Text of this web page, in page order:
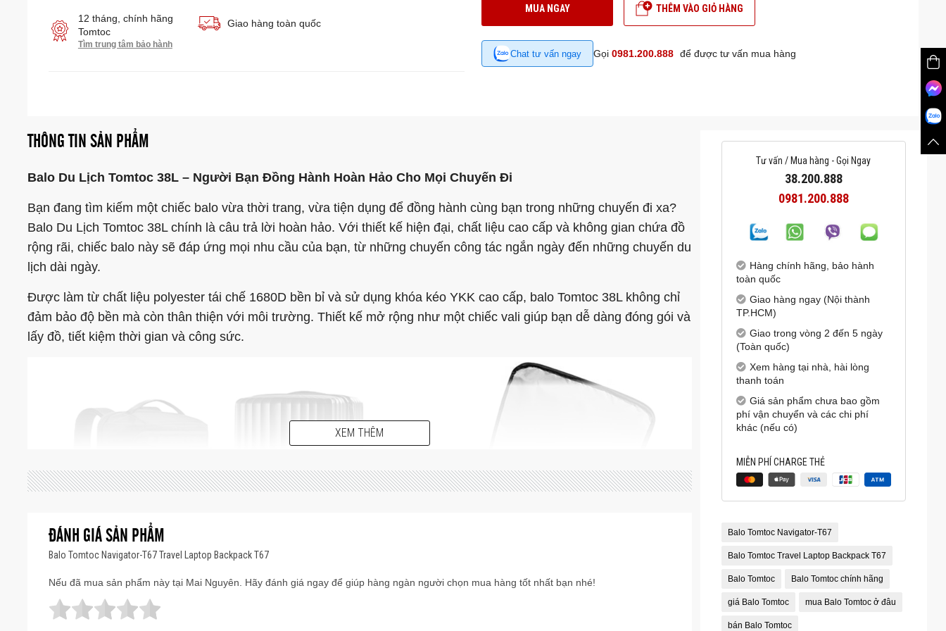
12 tháng, chính hãng
Tomtoc
Tìm trung tâm bảo hành
Giao hàng toàn quốc
MUA NGAY THÊM VÀO GIỎ HÀNG
Chat tư vấn ngay Gọi 0981.200.888 để được tư vấn mua hàng
THÔNG TIN SẢN PHẨM
Balo Du Lịch Tomtoc 38L – Người Bạn Đồng Hành Hoàn Hảo Cho Mọi Chuyến Đi
Bạn đang tìm kiếm một chiếc balo vừa thời trang, vừa tiện dụng để đồng hành cùng bạn trong những chuyến đi xa?
Balo Du Lịch Tomtoc 38L chính là câu trả lời hoàn hảo. Với thiết kế hiện đại, chất liệu cao cấp và không gian chứa đồ
rộng rãi, chiếc balo này sẽ đáp ứng mọi nhu cầu của bạn, từ những chuyến công tác ngắn ngày đến những chuyến du
lịch dài ngày.
Được làm từ chất liệu polyester tái chế 1680D bền bỉ và sử dụng khóa kéo YKK cao cấp, balo Tomtoc 38L không chỉ
đảm bảo độ bền mà còn thân thiện với môi trường. Thiết kế mở rộng như một chiếc vali giúp bạn dễ dàng đóng gói và
lấy đồ, tiết kiệm thời gian và công sức.
XEM THÊM
ĐÁNH GIÁ SẢN PHẨM
Balo Tomtoc Navigator-T67 Travel Laptop Backpack T67
Nếu đã mua sản phẩm này tại Mai Nguyên. Hãy đánh giá ngay để giúp hàng ngàn người chọn mua hàng tốt nhất bạn nhé!
Tư vấn / Mua hàng - Gọi Ngay
38.200.888
0981.200.888
Hàng chính hãng, bảo hành
toàn quốc
Giao hàng ngay (Nội thành
TP.HCM)
Giao trong vòng 2 đến 5 ngày
(Toàn quốc)
Xem hàng tại nhà, hài lòng
thanh toán
Giá sản phẩm chưa bao gồm
phí vận chuyển và các chi phí
khác (nếu có)
MIỄN PHÍ CHARGE THẺ
Balo Tomtoc Navigator-T67
Balo Tomtoc Travel Laptop Backpack T67
Balo Tomtoc Balo Tomtoc chính hãng
giá Balo Tomtoc mua Balo Tomtoc ở đâu
bán Balo Tomtoc